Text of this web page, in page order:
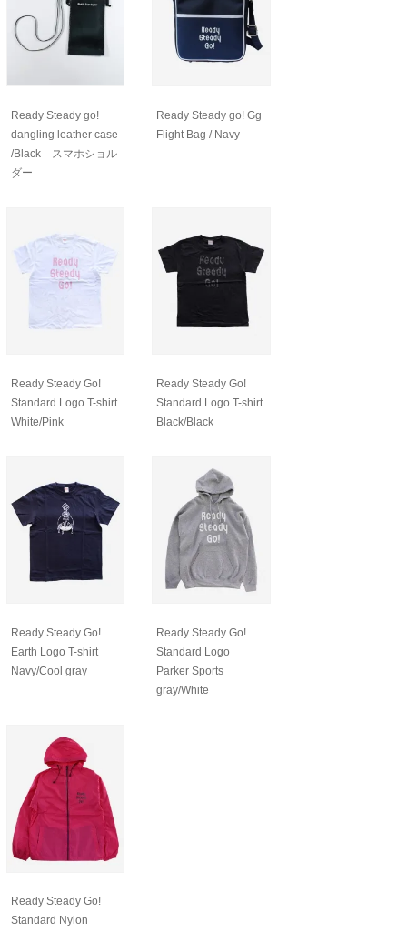
Ready Steady go!
dangling leather case
/Black スマホショル
ダー
Ready Steady go! Gg
Flight Bag / Navy
Ready Steady Go!
Standard Logo T-shirt
White/Pink
Ready Steady Go!
Standard Logo T-shirt
Black/Black
Ready Steady Go!
Earth Logo T-shirt
Navy/Cool gray
Ready Steady Go!
Standard Logo
Parker Sports
gray/White
Ready Steady Go!
Standard Nylon